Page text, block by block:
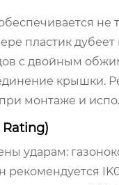
не
пластик
с двойным
крышки.
монтаже и
Rating)
ударам:
рекомендуется